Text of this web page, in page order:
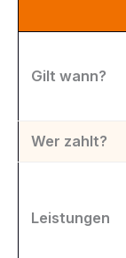
Gilt wann?
Wer zahlt?
Leistungen